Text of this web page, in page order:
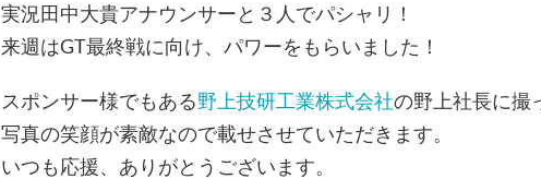
実況田中大貴アナウンサーと３人でパシャリ！
来週はGT最終戦に向け、パワーをもらいました！
スポンサー様でもある野上技研工業株式会社の野上社長に撮
写真の笑顔が素敵なので載せさせていただきます。
いつも応援、ありがとうございます。